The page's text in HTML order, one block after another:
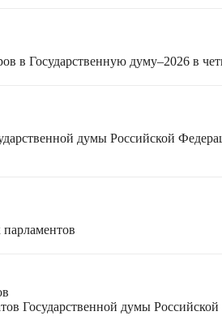
в Государственную думу–2026 в
думы Российской
Государственной думы